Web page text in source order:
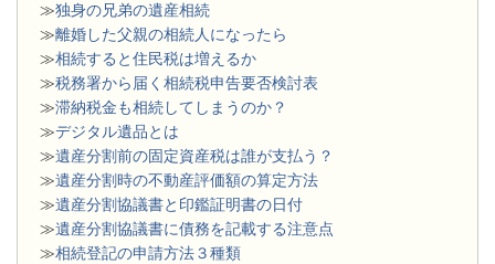
≫独身の兄弟の遺産相続
≫離婚した父親の相続人になったら
≫相続すると住民税は増えるか
≫税務署から届く相続税申告要否検討表
≫滞納税金も相続してしまうのか？
≫デジタル遺品とは
≫遺産分割前の固定資産税は誰が支払う？
≫遺産分割時の不動産評価額の算定方法
≫遺産分割協議書と印鑑証明書の日付
≫遺産分割協議書に債務を記載する注意点
≫相続登記の申請方法３種類